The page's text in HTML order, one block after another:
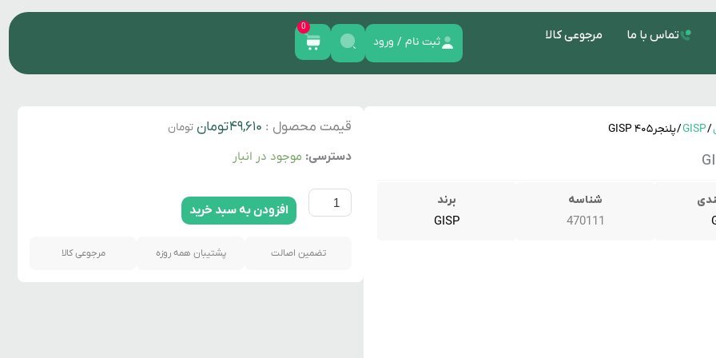
تماس با ما مرجوعی کالا ثبت نام / ورود
0
سبد
خرید
/
GISP/ پلنجر۴۰۵ GISP
شناسه
470111
برند
GISP
قیمت محصول : ۴۹,۶۱۰تومان تومان
دسترسی: موجود در انبار پلنجر405
عدد
افزودن به سبد خرید
تضمین اصالت پشتیبان همه روزه مرجوعی کالا